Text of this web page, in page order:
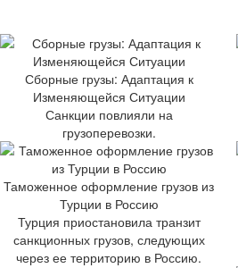
Сборные грузы: Адаптация к
Изменяющейся Ситуации
Санкции повлияли на
грузоперевозки.
Таможенное оформление грузов из
Турции в Россию
Турция приостановила транзит
санкционных грузов, следующих
через ее территорию в Россию.